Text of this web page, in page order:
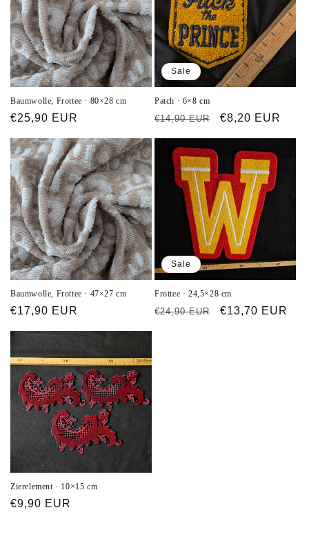
Baumwolle, Frottee · 80×28 cm
Normaler
€25,90 EUR
Sale
Patch · 6×8 cm
Normaler
€14,90 EUR Verkaufspreis
€8,20 EUR
Baumwolle, Frottee · 47×27 cm
Normaler
€17,90 EUR
Sale
Frottee · 24,5×28 cm
Normaler
€24,90 EUR Verkaufspreis
€13,70 EUR
Zierelement · 10×15 cm
Normaler
€9,90 EUR